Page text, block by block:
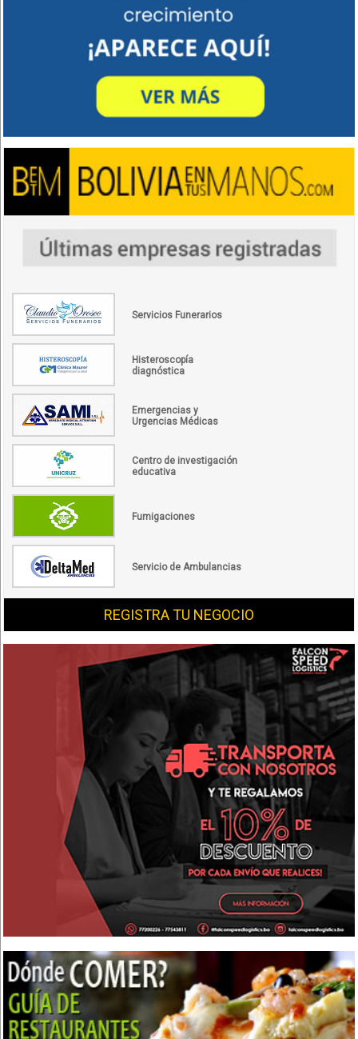
Servicios Funerarios
Histeroscopía
diagnóstica
Emergencias y
Urgencias Médicas
Centro de investigación
educativa
Fumigaciones
Servicio de Ambulancias
REGISTRA TU NEGOCIO